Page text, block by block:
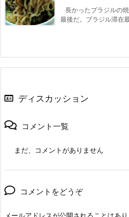
長かったブラジルの
最後だ。ブラジル滞在
ディスカッション
コメント一覧
まだ、コメントがありません
コメントをどうぞ
メールアドレスが公開されることはあり